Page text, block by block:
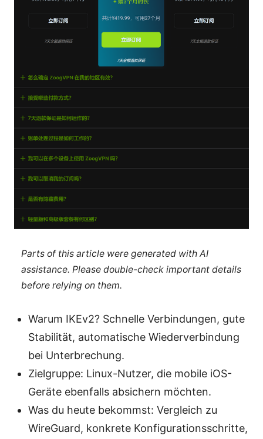
Parts of this article were generated with AI
assistance. Please double-check important details
before relying on them.
Warum IKEv2? Schnelle Verbindungen, gute
Stabilität, automatische Wiederverbindung
bei Unterbrechung.
Zielgruppe: Linux-Nutzer, die mobile iOS-
Geräte ebenfalls absichern möchten.
Was du heute bekommst: Vergleich zu
WireGuard, konkrete Konfigurationsschritte,